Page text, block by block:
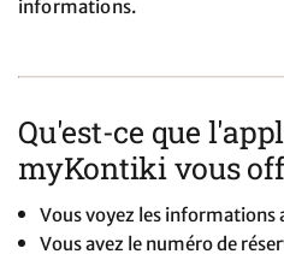
informations.
Qu'est-ce que
myKontiki vous
Vous voyez les informations
Vous avez le numéro de